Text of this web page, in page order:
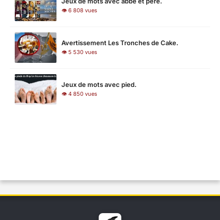
👁 6 808 vues
Avertissement Les Tronches de Cake.
👁 5 530 vues
Jeux de mots avec pied.
👁 4 850 vues